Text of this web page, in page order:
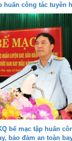
huấn công tác tuyên
bế mạc tập huấn
bảo đảm an toàn